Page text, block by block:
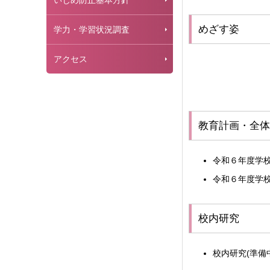
学力・学習状況調査
アクセス
めざす姿
教育計画・全
令和６年度学
令和６年度学
校内研究
校内研究(準備